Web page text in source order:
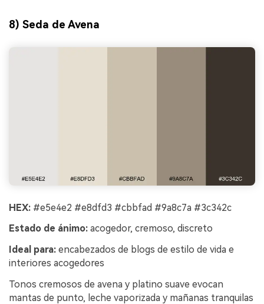
8) Seda de Avena
HEX: #e5e4e2 #e8dfd3 #cbbfad #9a8c7a #3c342c
Estado de ánimo: acogedor, cremoso, discreto
Ideal para: encabezados de blogs de estilo de vida e
interiores acogedores
Tonos cremosos de avena y platino suave evocan
mantas de punto, leche vaporizada y mañanas tranquilas